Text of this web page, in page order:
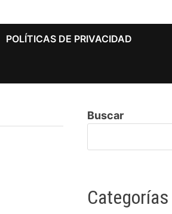
POLÍTICAS DE PRIVACIDAD
Buscar
Categorías